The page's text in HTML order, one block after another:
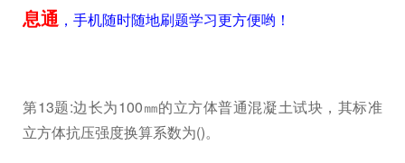
息通，手机随时随地刷题学习更方便哟！
第13题:边长为100㎜的立方体普通混凝土试块，其标准
立方体抗压强度换算系数为()。